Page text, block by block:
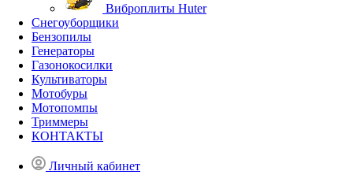
Виброплиты Huter
Снегоуборщики
Бензопилы
Генераторы
Газонокосилки
Культиваторы
Мотобуры
Мотопомпы
Триммеры
КОНТАКТЫ
Личный кабинет